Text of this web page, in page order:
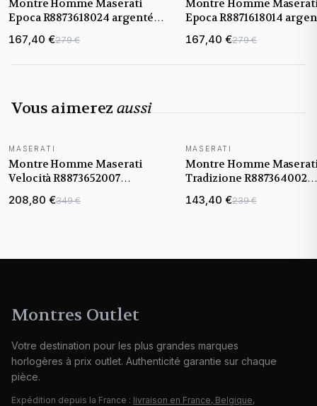
Montre Homme Maserati
Epoca R8873618024 argentée
bracelet maillons acier
167,40 €279 €
Montre Homme
Epoca R8871618014
bracelet cuir
167,40 €279 €
Vous aimerez aussi
NOUVEAUTÉ
MASERATI
Montre Homme Maserati
Velocità R8873652007
acier
208,80 €349 €
MASERATI
Montre Homme
Tradizione R887364002
143,40 €239 €
Montres Outlet
Votre destination pour les plus grandes marques
horlogères à prix outlet. Authenticité garantie sur chaque
pièce.
Expédition depuis la France : livraison en France, Belgique,